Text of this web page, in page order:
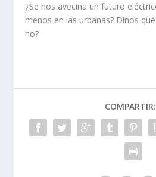
¿Se nos avecina un futuro
menos en las urbanas? Dinos
no?
COMPARTIR: